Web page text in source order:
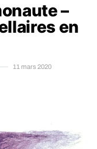
–
en
11 mars 2020